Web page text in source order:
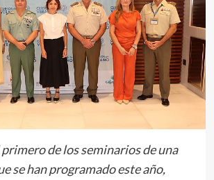
de los seminarios de una
se han programado este año,